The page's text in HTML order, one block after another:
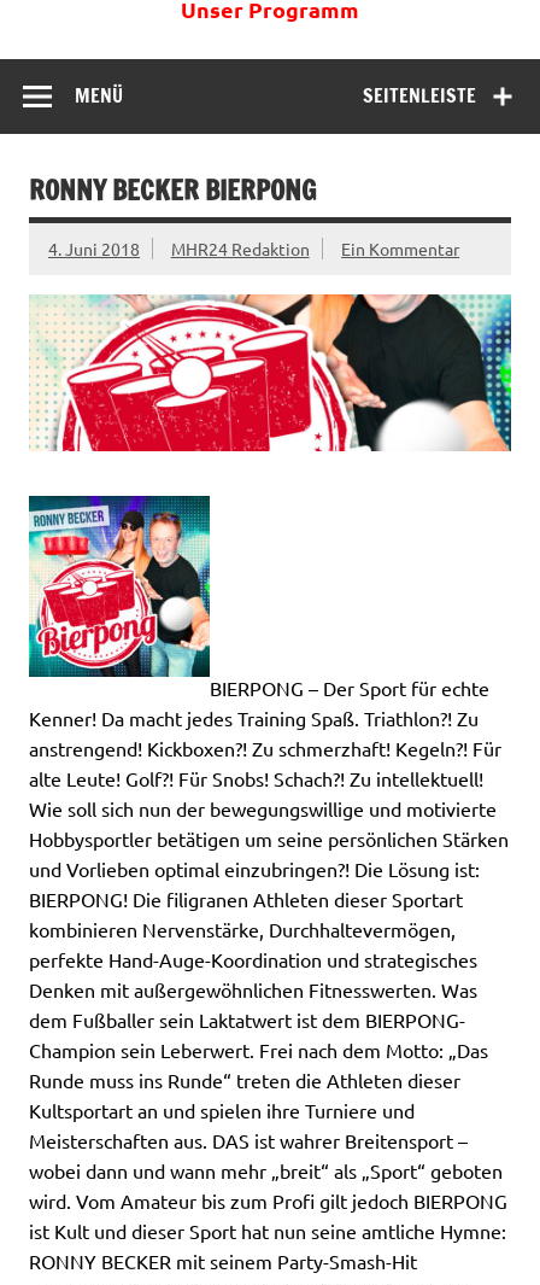
Unser Programm
SEITENLEISTE
MENÜ
RONNY BECKER BIERPONG
4. Juni 2018 MHR24 Redaktion Ein Kommentar
BIERPONG – Der Sport für echte
Kenner! Da macht jedes Training Spaß. Triathlon?! Zu
anstrengend! Kickboxen?! Zu schmerzhaft! Kegeln?! Für
alte Leute! Golf?! Für Snobs! Schach?! Zu intellektuell!
Wie soll sich nun der bewegungswillige und motivierte
Hobbysportler betätigen um seine persönlichen Stärken
und Vorlieben optimal einzubringen?! Die Lösung ist:
BIERPONG! Die filigranen Athleten dieser Sportart
kombinieren Nervenstärke, Durchhaltevermögen,
perfekte Hand-Auge-Koordination und strategisches
Denken mit außergewöhnlichen Fitnesswerten. Was
dem Fußballer sein Laktatwert ist dem BIERPONG-
Champion sein Leberwert. Frei nach dem Motto: „Das
Runde muss ins Runde“ treten die Athleten dieser
Kultsportart an und spielen ihre Turniere und
Meisterschaften aus. DAS ist wahrer Breitensport –
wobei dann und wann mehr „breit“ als „Sport“ geboten
wird. Vom Amateur bis zum Profi gilt jedoch BIERPONG
ist Kult und dieser Sport hat nun seine amtliche Hymne:
RONNY BECKER mit seinem Party-Smash-Hit